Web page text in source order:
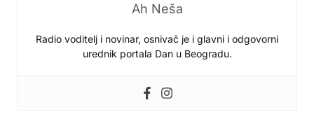
Ah Neša
Radio voditelj i novinar, osnivač je i glavni i odgovorni
urednik portala Dan u Beogradu.